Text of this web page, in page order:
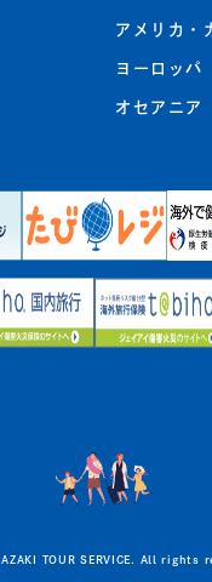
アメリカ・
ヨーロッパ
オセアニア
TOUR SERVICE. All rights